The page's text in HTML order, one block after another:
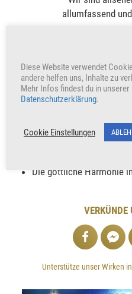
allumfassend
Verstand und Intuition in
zu bringen
Das Wissen von
Die göttliche Harmonie
VERKÜNDE
Unterstütze unser Wirken
Diese Website verwendet
andere helfen uns, Inhalte zu
Mehr Infos findest du in unserer
Datenschutzerklärung.
Cookie Einstellungen